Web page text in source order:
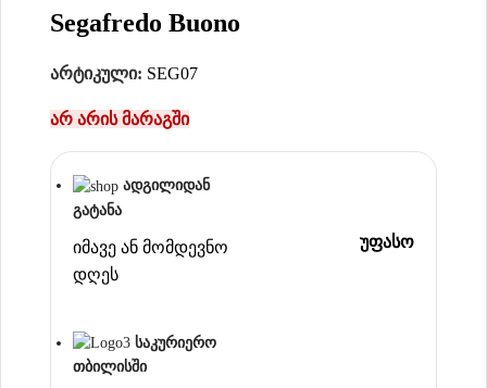
Segafredo Buono
არტიკული: SEG07
არ არის მარაგში
ადგილიდან
გატანა
იმავე ან მომდევნო
დღეს
უფასო
საკურიერო
თბილისში